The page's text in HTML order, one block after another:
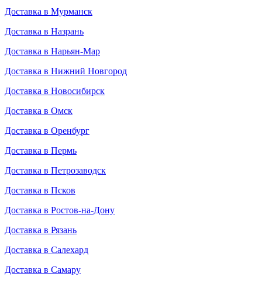
Доставка в Мурманск
Доставка в Назрань
Доставка в Нарьян-Мар
Доставка в Нижний Новгород
Доставка в Новосибирск
Доставка в Омск
Доставка в Оренбург
Доставка в Пермь
Доставка в Петрозаводск
Доставка в Псков
Доставка в Ростов-на-Дону
Доставка в Рязань
Доставка в Салехард
Доставка в Самару